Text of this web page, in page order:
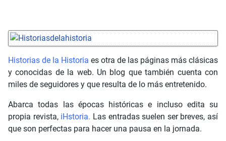
Historias de la Historia es otra de las páginas más clásicas
y conocidas de la web. Un blog que también cuenta con
miles de seguidores y que resulta de lo más entretenido.
Abarca todas las épocas históricas e incluso edita su
propia revista, iHstoria. Las entradas suelen ser breves, así
que son perfectas para hacer una pausa en la jornada.